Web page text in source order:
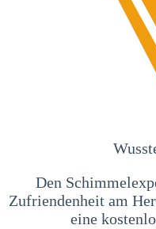
Den
Zufriendenheit am
eine